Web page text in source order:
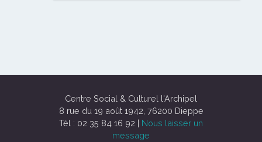
Centre Social & Culturel l'Archipel
8 rue du 19 août 1942, 76200 Dieppe
Tél : 02 35 84 16 92 | Nous laisser un
message